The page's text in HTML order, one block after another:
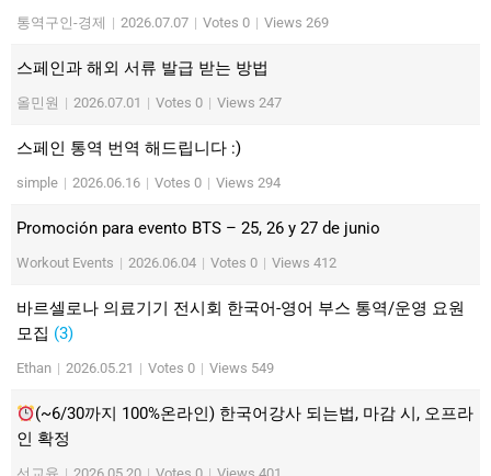
통역구인-경제 | 2026.07.07 | Votes 0 | Views 269
스페인과 해외 서류 발급 받는 방법
올민원 | 2026.07.01 | Votes 0 | Views 247
스페인 통역 번역 해드립니다 :)
simple | 2026.06.16 | Votes 0 | Views 294
Promoción para evento BTS – 25, 26 y 27 de junio
Workout Events | 2026.06.04 | Votes 0 | Views 412
바르셀로나 의료기기 전시회 한국어-영어 부스 통역/운영 요원
모집 (3)
Ethan | 2026.05.21 | Votes 0 | Views 549
(~6/30까지 100%온라인) 한국어강사 되는법, 마감 시, 오프라
인 확정